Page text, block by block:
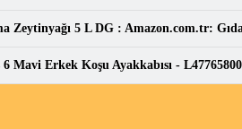
Zeytinyağı 5 L DG : Amazon.com.tr: